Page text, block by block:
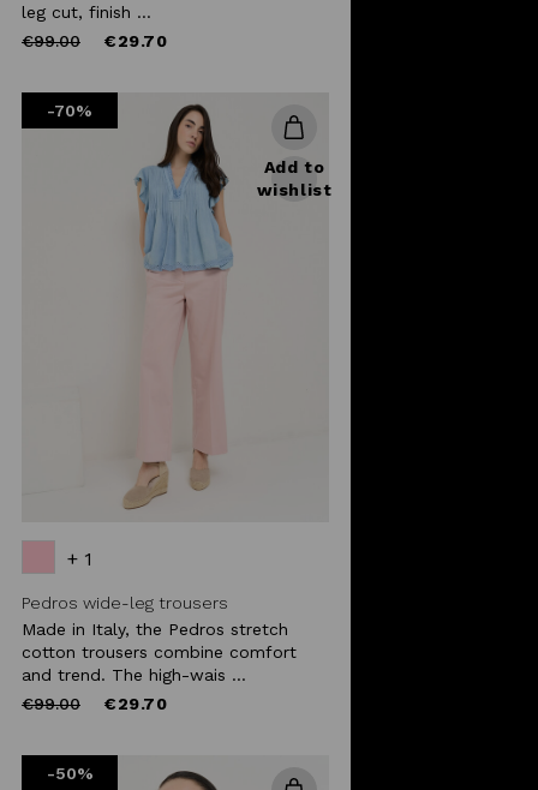
leg cut, finish ...
Price
€99.00to €29.70
-70%
Add to
wishlist
+ 1
Pedros wide-leg trousers
Made in Italy, the Pedros stretch
cotton trousers combine comfort
and trend. The high-wais ...
Price
€99.00to €29.70
-50%